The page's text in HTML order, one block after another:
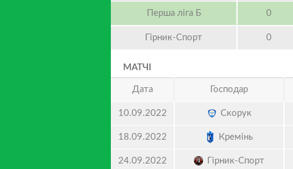
Перша ліга Б 0
Гірник-Cпорт 0
МАТЧІ
Дата Господар
10.09.2022 Скорук
18.09.2022 Кремінь
24.09.2022 Гірник-Спорт